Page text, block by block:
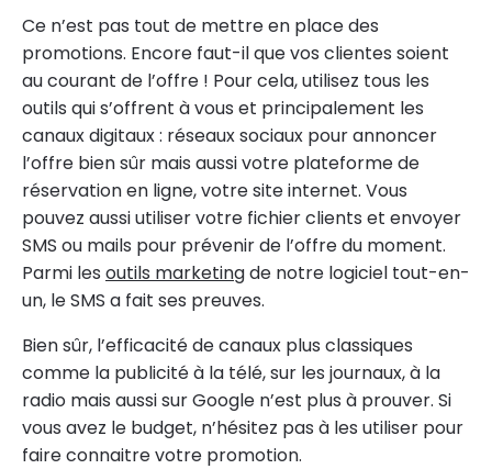
Ce n’est pas tout de mettre en place des
promotions. Encore faut-il que vos clientes soient
au courant de l’offre ! Pour cela, utilisez tous les
outils qui s’offrent à vous et principalement les
canaux digitaux : réseaux sociaux pour annoncer
l’offre bien sûr mais aussi votre plateforme de
réservation en ligne, votre site internet. Vous
pouvez aussi utiliser votre fichier clients et envoyer
SMS ou mails pour prévenir de l’offre du moment.
Parmi les outils marketingde notre logiciel tout-en-
un, le SMS a fait ses preuves.
Bien sûr, l’efficacité de canaux plus classiques
comme la publicité à la télé, sur les journaux, à la
radio mais aussi sur Google n’est plus à prouver. Si
vous avez le budget, n’hésitez pas à les utiliser pour
faire connaitre votre promotion.